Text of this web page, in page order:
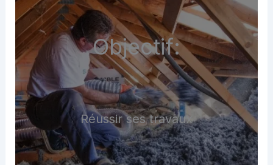
Objectif:
Réussir ses travaux